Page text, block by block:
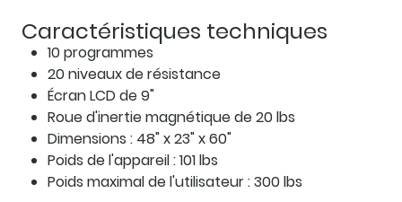
Caractéristiques techniques
10 programmes
20 niveaux de résistance
Écran LCD de 9"
Roue d'inertie magnétique de 20 lbs
Dimensions : 48" x 23" x 60"
Poids de l'appareil : 101 lbs
Poids maximal de l'utilisateur : 300 lbs